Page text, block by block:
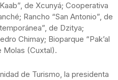
de Xcunyá; Cooperativa
Rancho “San Antonio”, de
de Dzitya;
Chimay; Bioparque “Pak’al
Molas (Cuxtal).
de Turismo, la presidenta